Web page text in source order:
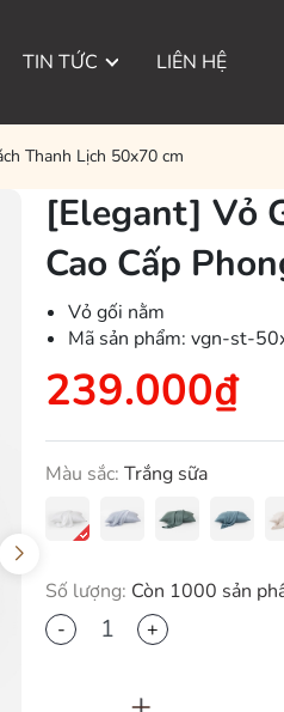
TIN TỨC LIÊN HỆ
Thanh Lịch 50x70 cm
[Elegant] Vỏ
Cao Cấp
Vỏ gối nằm
Mã sản phẩm: vgn-st-
239.000₫
Màu sắc: Trắng sữa
Số lượng: Còn 1000 sản
-
+